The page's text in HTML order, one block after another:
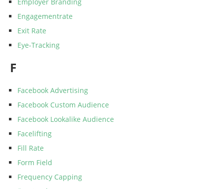
Employer Branding
Engagementrate
Exit Rate
Eye-Tracking
F
Facebook Advertising
Facebook Custom Audience
Facebook Lookalike Audience
Facelifting
Fill Rate
Form Field
Frequency Capping